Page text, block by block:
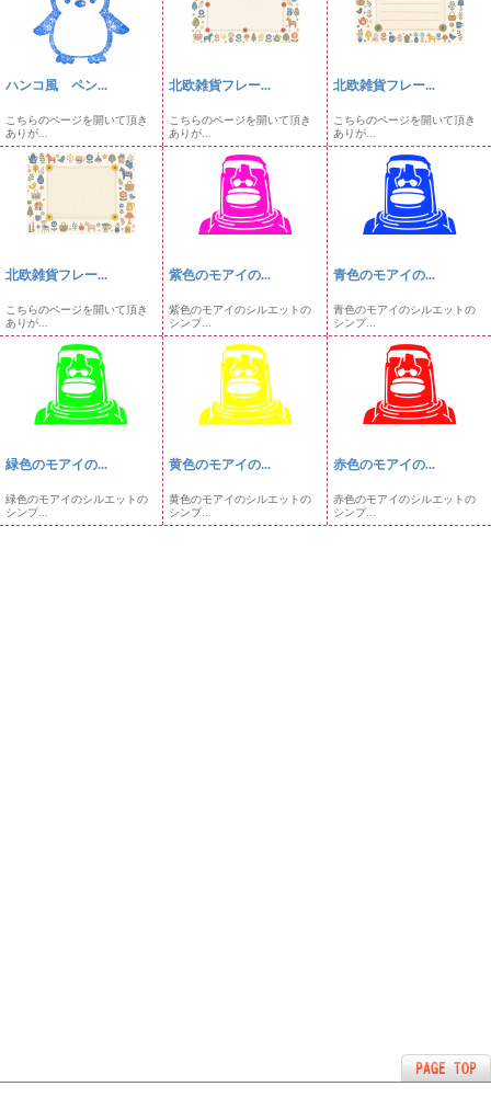
ハンコ風 ペン...
こちらのページを開いて頂き
ありが...
北欧雑貨フレー...
こちらのページを開いて頂き
ありが...
北欧雑貨フレー...
こちらのページを開いて頂き
ありが...
北欧雑貨フレー...
こちらのページを開いて頂き
ありが...
紫色のモアイの...
紫色のモアイのシルエットの
シンプ...
青色のモアイの...
青色のモアイのシルエットの
シンプ...
緑色のモアイの...
緑色のモアイのシルエットの
シンプ...
黄色のモアイの...
黄色のモアイのシルエットの
シンプ...
赤色のモアイの...
赤色のモアイのシルエットの
シンプ...